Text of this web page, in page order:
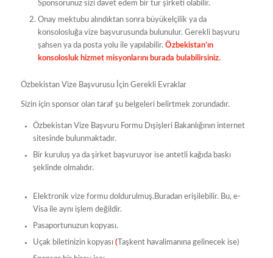
Sponsorunuz sizi davet edem bir tur şirketi olabilir.
Onay mektubu alındıktan sonra büyükelçilik ya da
konsolosluğa vize başvurusunda bulunulur. Gerekli başvuru
şahsen ya da posta yolu ile yapılabilir. Özbekistan’ın
konsolosluk hizmet misyonlarını burada bulabilirsiniz.
Özbekistan Vize Başvurusu İçin Gerekli Evraklar
Sizin için sponsor olan taraf şu belgeleri belirtmek zorundadır.
Özbekistan Vize Başvuru Formu Dışişleri Bakanlığının internet
sitesinde bulunmaktadır.
Bir kuruluş ya da şirket başvuruyor ise antetli kağıda baskı
şeklinde olmalıdır.
Elektronik vize formu doldurulmuş.Buradan erişilebilir. Bu, e-
Visa ile aynı işlem değildir.
Pasaportunuzun kopyası.
Uçak biletinizin kopyası ( Taşkent havalimanına gelinecek ise)